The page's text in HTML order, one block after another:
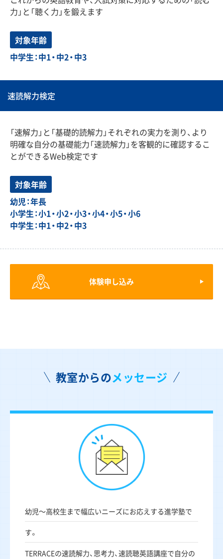
力」と「聴く力」を鍛えます
対象年齢
中学生：中1・中2・中3
速読解力検定
「速解力」と「基礎的読解力」それぞれの実力を測り、より
明確な自分の基礎能力「速読解力」を客観的に確認するこ
とができるWeb検定です
対象年齢
幼児：年長
小学生：小1・小2・小3・小4・小5・小6
中学生：中1・中2・中3
体験申し込み
教室からのメッセージ
幼児〜高校生まで幅広いニーズにお応えする進学塾で
す。
TERRACEの速読解力、思考力、速読聴英語講座で自分の